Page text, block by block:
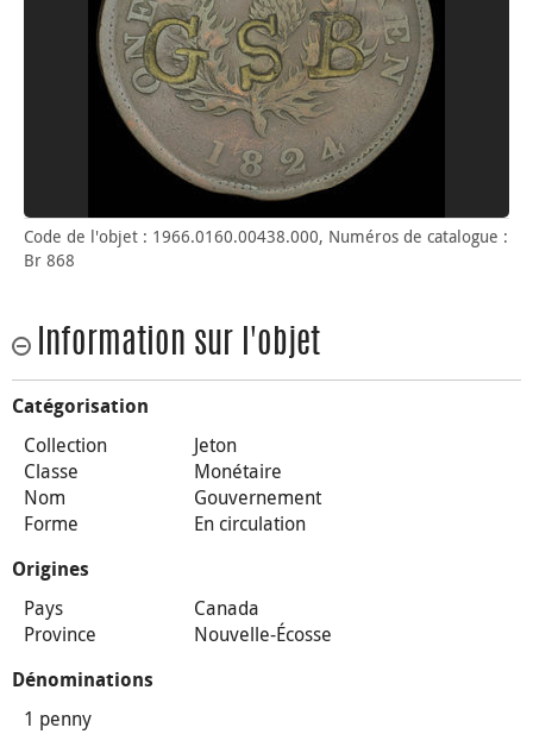
Code de l'objet : 1966.0160.00438.000, Numéros de catalogue :
Br 868
Information sur l'objet
Catégorisation
Collection
Jeton
Classe
Monétaire
Nom
Gouvernement
Forme
En circulation
Origines
Pays
Canada
Province
Nouvelle-Écosse
Dénominations
1 penny